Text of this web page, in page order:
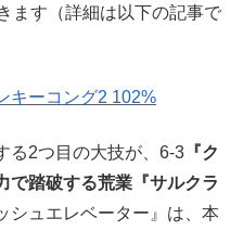
ます（詳細は以下の記事で
キーコング2 102%
る2つ目の大技が、6-3 『ク
で踏破する荒業『サルクラ
シュエレベーター』は、本